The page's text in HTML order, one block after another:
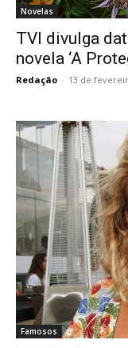
Novelas
TVI divulga
novela ‘A
Redação - 13 de
Famosos